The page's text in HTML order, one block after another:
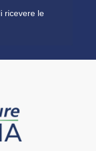
ricevere le